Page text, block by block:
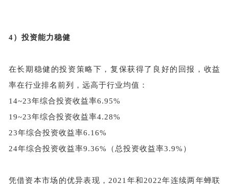
4） 投资能力稳健
在长期稳健的投资策略下，复保获得了良好的回报，收益
率在行业排名前列，远高于行业均值：
14~23年综合投资收益率6.95%
19~23年综合投资收益率4.28%
23年综合投资收益率6.16%
24年综合投资收益率9.36%（总投资收益率3.9%）
凭借资本市场的优异表现，2021年和2022年连续两年蝉联